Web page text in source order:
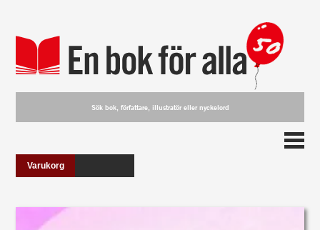
Varukorg